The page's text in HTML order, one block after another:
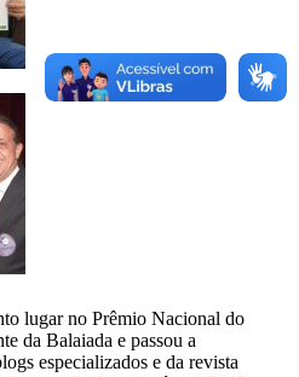
lugar no Prêmio Nacional do
da Balaiada e passou a
especializados e da revista